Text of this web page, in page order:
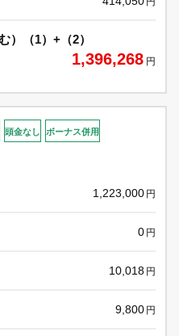
）（1）+（2）
1,396,268 円
頭金なし ボーナス併用
1,223,000 円
0 円
10,018 円
9,800 円